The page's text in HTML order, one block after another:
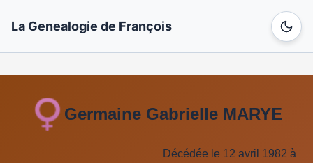
La Genealogie de François
Germaine Gabrielle MARYE
Décédée le 12 avril 1982 à